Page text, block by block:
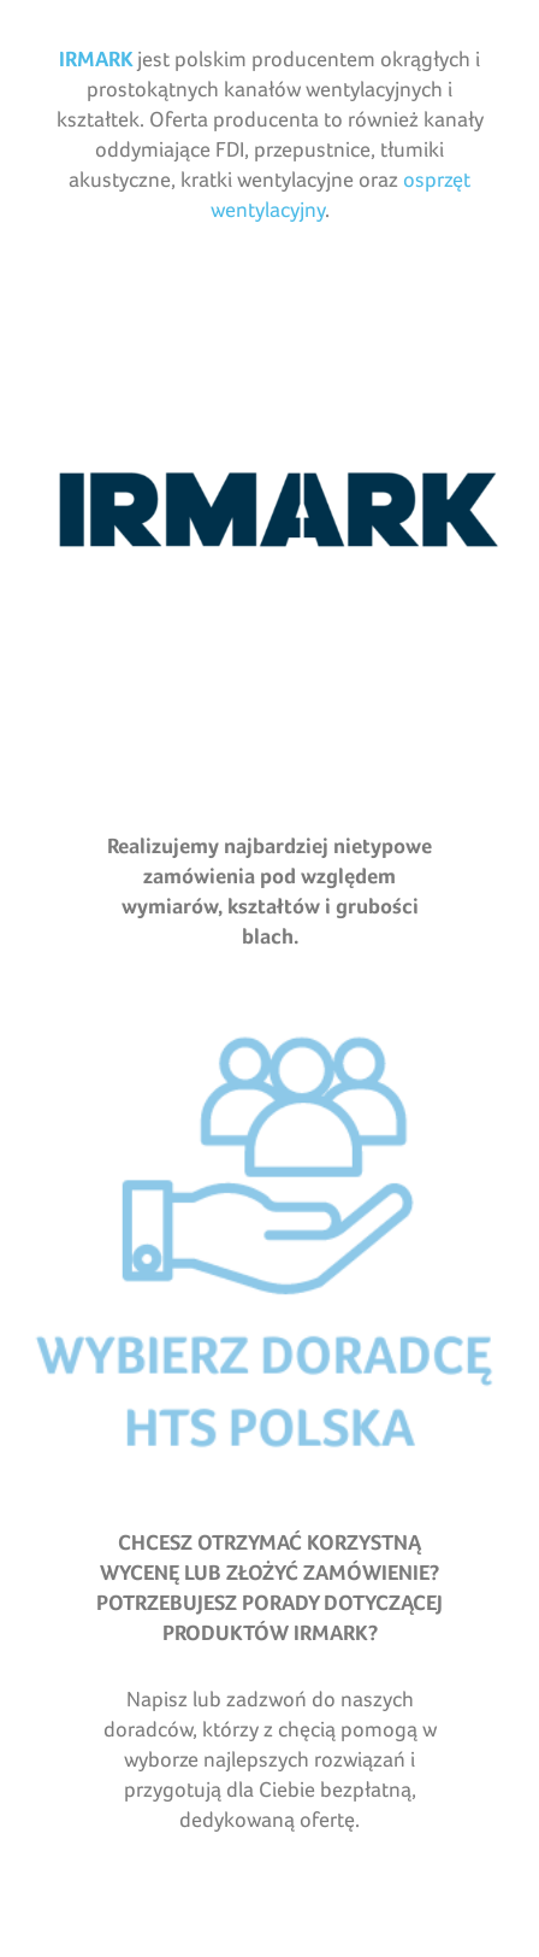
IRMARK jest polskim producentem okrągłych i
prostokątnych kanałów wentylacyjnych i
kształtek. Oferta producenta to również kanały
oddymiające FDI, przepustnice, tłumiki
akustyczne, kratki wentylacyjne oraz osprzęt
wentylacyjny.
Realizujemy najbardziej nietypowe
zamówienia pod względem
wymiarów, kształtów i grubości
blach.
CHCESZ OTRZYMAĆ KORZYSTNĄ
WYCENĘ LUB ZŁOŻYĆ ZAMÓWIENIE?
POTRZEBUJESZ PORADY DOTYCZĄCEJ
PRODUKTÓW IRMARK?
Napisz lub zadzwoń do naszych
doradców, którzy z chęcią pomogą w
wyborze najlepszych rozwiązań i
przygotują dla Ciebie bezpłatną,
dedykowaną ofertę.